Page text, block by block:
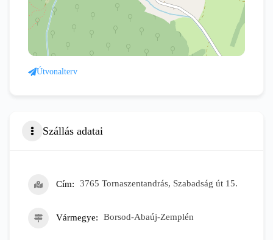
Útvonalterv
Szállás adatai
Cím 3765 Tornaszentandrás, Szabadság út 15.
Vármegye Borsod-Abaúj-Zemplén